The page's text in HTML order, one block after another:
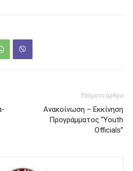
Επόμενο άρθρο
Ανακοίνωση – Εκκίνηση
Προγράμματος “Youth
Officials”